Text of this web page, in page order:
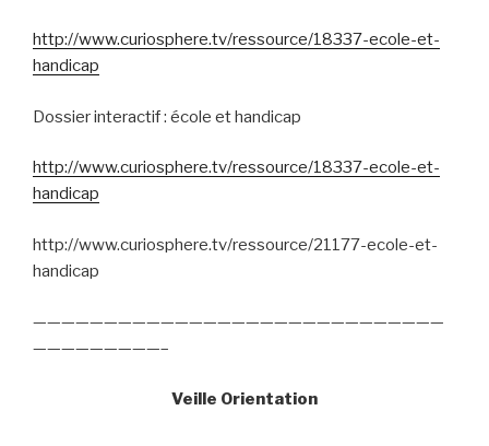
http://www.curiosphere.tv/ressource/18337-ecole-et-
handicap
Dossier interactif : école et handicap
http://www.curiosphere.tv/ressource/18337-ecole-et-
handicap
http://www.curiosphere.tv/ressource/21177-ecole-et-
handicap
—————————————————————————————
—————————–
Veille Orientation